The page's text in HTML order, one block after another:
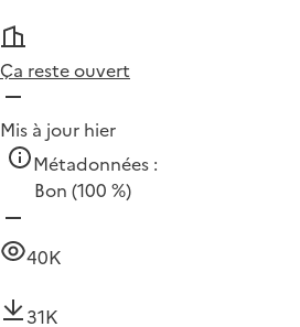
Ça reste ouvert
Mis à jour hier
Métadonnées :
Bon (100 %)
40K
31K